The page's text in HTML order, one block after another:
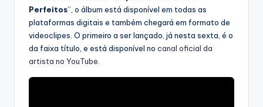
Perfeitos”, o álbum está disponível em todas as
plataformas digitais e também chegará em formato de
videoclipes. O primeiro a ser lançado, já nesta sexta, é o
da faixa título, e está disponível no canal oficial da
artista no YouTube.